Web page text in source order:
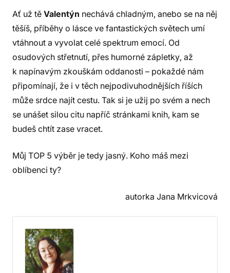
Ať už tě Valentýn nechává chladným, anebo se na něj
těšíš, příběhy o lásce ve fantastických světech umí
vtáhnout a vyvolat celé spektrum emocí. Od
osudových střetnutí, přes humorné zápletky, až
k napínavým zkouškám oddanosti – pokaždé nám
připomínají, že i v těch nejpodivuhodnějších říších
může srdce najít cestu. Tak si je užij po svém a nech
se unášet silou citu napříč stránkami knih, kam se
budeš chtít zase vracet.
Můj TOP 5 výběr je tedy jasný. Koho máš mezi
oblíbenci ty?
autorka Jana Mrkvicová